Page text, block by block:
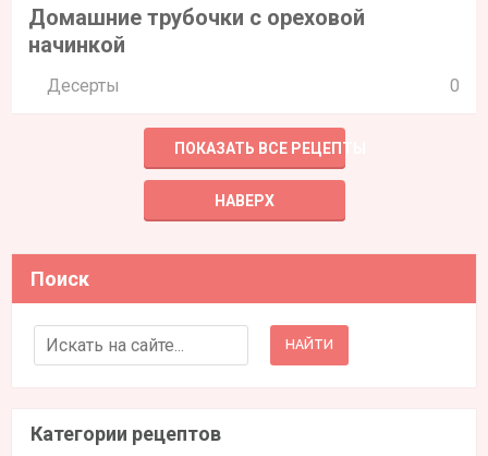
Домашние трубочки с ореховой
начинкой
Десерты 0
ПОКАЗАТЬ ВСЕ РЕЦЕПТЫ
НАВЕРХ
Поиск
Search for:
Категории рецептов